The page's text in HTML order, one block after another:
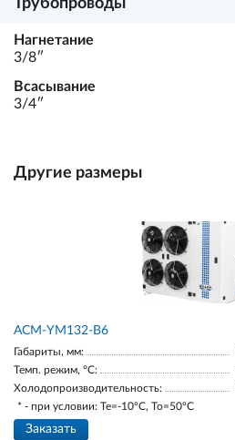
Трубопроводы
Нагнетание
3/8ʺ
Всасывание
3/4ʺ
Другие размеры
АСМ-YM132-В6
Габариты, мм:
Темп. режим, °С:
Холодопроизводительность:
* - при условии: Te=-10ºC, To=50ºC
Заказать